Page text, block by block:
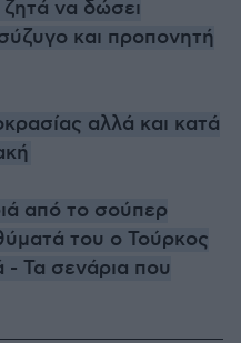
να δώσει
και προπονητή
αλλά και κατά
από το σούπερ
του ο Τούρκος
- Τα σενάρια που